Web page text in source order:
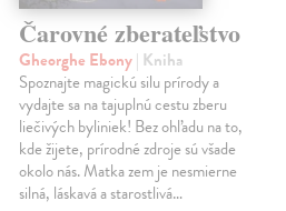
Čarovné zberateľstvo
Gheorghe Ebony| Kniha
Spoznajte magickú silu prírody a
vydajte sa na tajuplnú cestu zberu
liečivých byliniek! Bez ohľadu na to,
kde žijete, prírodné zdroje sú všade
okolo nás. Matka zem je nesmierne
silná, láskavá a starostlivá…